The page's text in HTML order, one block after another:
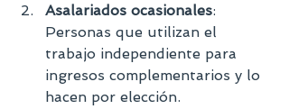
Asalariados ocasionales:
Personas que utilizan el
trabajo independiente para
ingresos complementarios y lo
hacen por elección.